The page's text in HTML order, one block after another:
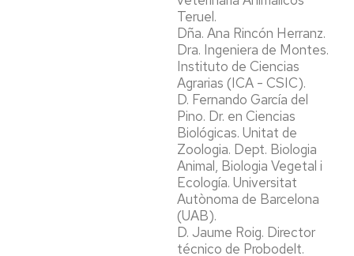
Teruel.
Dña. Ana Rincón Herranz.
Dra. Ingeniera de Montes.
Instituto de Ciencias
Agrarias (ICA - CSIC).
D. Fernando García del
Pino. Dr. en Ciencias
Biológicas. Unitat de
Zoologia. Dept. Biologia
Animal, Biologia Vegetal i
Ecología. Universitat
Autònoma de Barcelona
(UAB).
D. Jaume Roig. Director
técnico de Probodelt.